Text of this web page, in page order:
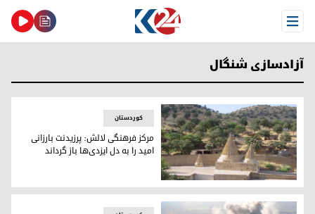
Open Menu
آزادسازی شنگال
مرکز فرهنگی لالش: پرزیدنت بارزانی امید را به دل ایزدی‌ها باز
کوردستان
مرکز فرهنگی لالش: پرزیدنت بارزانی
امید را به دل ایزدی‌ها باز گرداند